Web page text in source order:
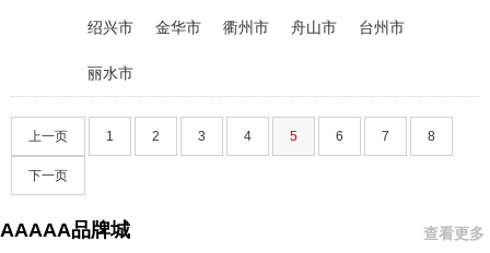
绍兴市 金华市 衢州市 舟山市 台州市
丽水市
上一页 1 2 3 4 5 6 7 8
下一页
AAAAA品牌城 查看更多